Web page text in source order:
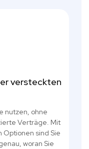
versteckten
nutzen, ohne
Verträge. Mit
Optionen sind Sie
woran Sie